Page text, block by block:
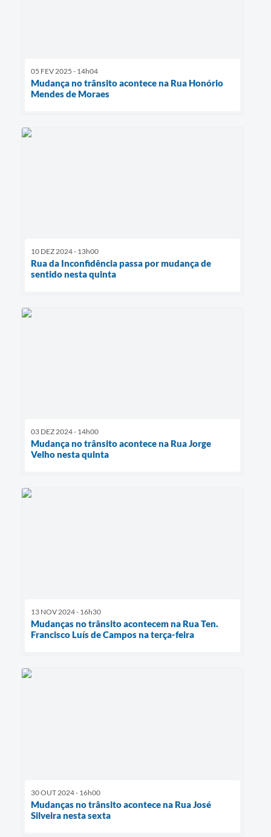
05 FEV 2025 - 14h04
Mudança no trânsito acontece na Rua Honório
Mendes de Moraes
10 DEZ 2024 - 13h00
Rua da Inconfidência passa por mudança de
sentido nesta quinta
03 DEZ 2024 - 14h00
Mudança no trânsito acontece na Rua Jorge
Velho nesta quinta
13 NOV 2024 - 16h30
Mudanças no trânsito acontecem na Rua Ten.
Francisco Luís de Campos na terça-feira
30 OUT 2024 - 16h00
Mudanças no trânsito acontece na Rua José
Silveira nesta sexta